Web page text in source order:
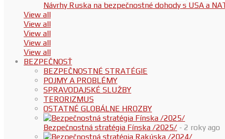
Návrhy Ruska na bezpečnostné dohody s USA a
View all
View all
View all
View all
View all
BEZPEČNOSŤ
BEZPEČNOSTNÉ STRATÉGIE
POJMY A PROBLÉMY
SPRAVODAJSKÉ SLUŽBY
TERORIZMUS
OSTATNÉ GLOBÁLNE HROZBY
Bezpečnostná stratégia Fínska /2025/ - 2 roky ago